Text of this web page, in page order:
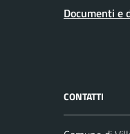
Documenti e
CONTATTI